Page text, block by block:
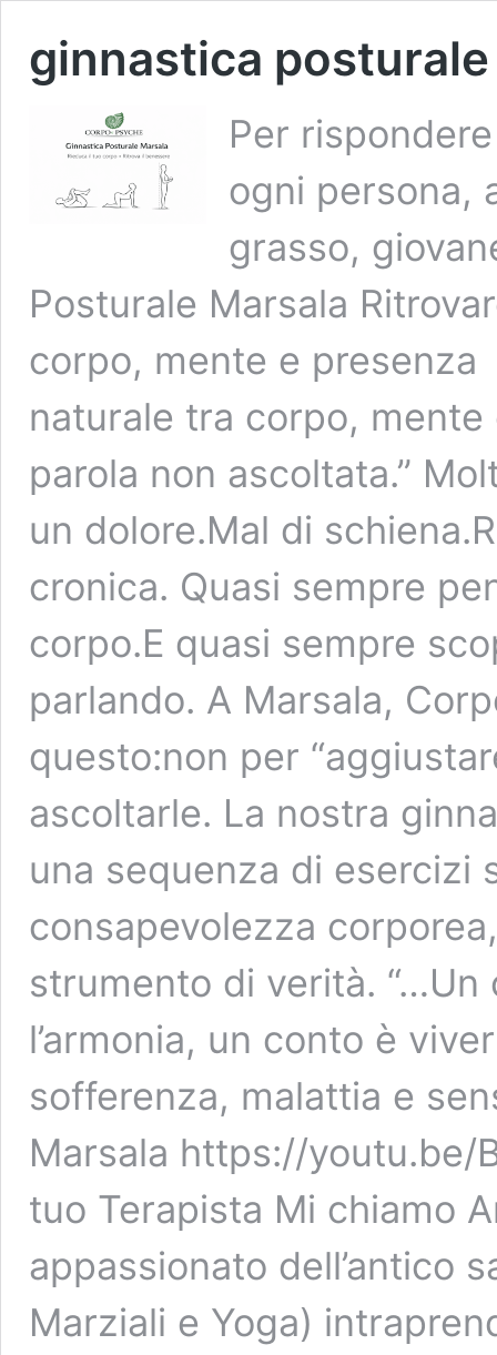
ginnastica
Per
ogni persona,
grasso,
Posturale Marsala
corpo, mente e presenza
naturale tra corpo,
parola non ascoltata.”
un dolore.Mal di
cronica. Quasi sempre
corpo.E quasi sempre
parlando. A Marsala,
questo:non per
ascoltarle. La nostra
una sequenza di esercizi
consapevolezza
strumento di verità.
l’armonia, un conto è
sofferenza, malattia e
Marsala https://youtu.be/
tuo Terapista Mi chiamo
appassionato dell’antico
Marziali e Yoga)